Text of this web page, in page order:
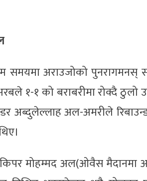
समयमा अराउजोको
१-१ को बराबरीमा रोक्दै
अब्दुलेल्लाह अल-अमरीले
मोहम्मद अल(ओवैस मैदानमा